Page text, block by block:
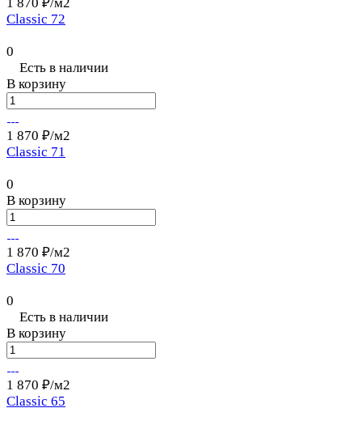
1 870 ₽/м2
Classic 72
0
Есть в наличии
В корзину
1 870 ₽/м2
Classic 71
0
В корзину
1 870 ₽/м2
Classic 70
0
Есть в наличии
В корзину
1 870 ₽/м2
Classic 65